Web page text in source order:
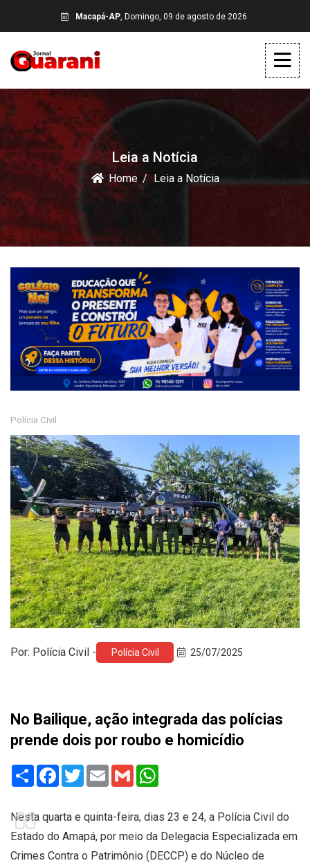
Macapá-AP, Domingo, 09 de agosto de 2026.
Leia a Notícia
Home Leia a Notícia
Polícia Civil
Por: Polícia Civil - Polícia Civil 25/07/2025
No Bailique, ação integrada das polícias
prende dois por roubo e homicídio
Share Facebook
TwitterEmail Gmail
Nesta quarta e quinta-feira, dias 23 e 24, a Polícia Civil do
Estado do Amapá, por meio da Delegacia Especializada em
Crimes Contra o Patrimônio (DECCP) e do Núcleo de